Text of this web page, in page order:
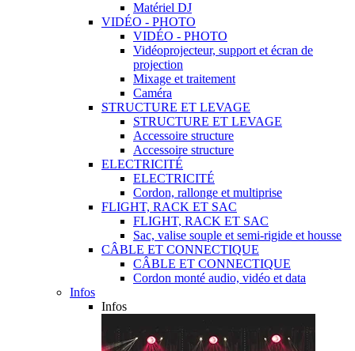
Matériel DJ
VIDÉO - PHOTO
VIDÉO - PHOTO
Vidéoprojecteur, support et écran de
projection
Mixage et traitement
Caméra
STRUCTURE ET LEVAGE
STRUCTURE ET LEVAGE
Accessoire structure
Accessoire structure
ELECTRICITÉ
ELECTRICITÉ
Cordon, rallonge et multiprise
FLIGHT, RACK ET SAC
FLIGHT, RACK ET SAC
Sac, valise souple et semi-rigide et housse
CÂBLE ET CONNECTIQUE
CÂBLE ET CONNECTIQUE
Cordon monté audio, vidéo et data
Infos
Infos